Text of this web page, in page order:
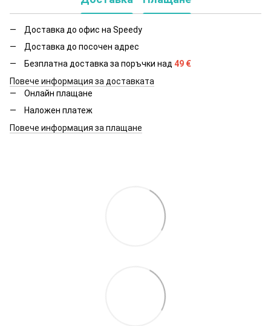
Доставка до офис на Speedy
Доставка до посочен адрес
Безплатна доставка за поръчки над 49 €
Повече информация за доставката
Онлайн плащане
Наложен платеж
Повече информация за плащане